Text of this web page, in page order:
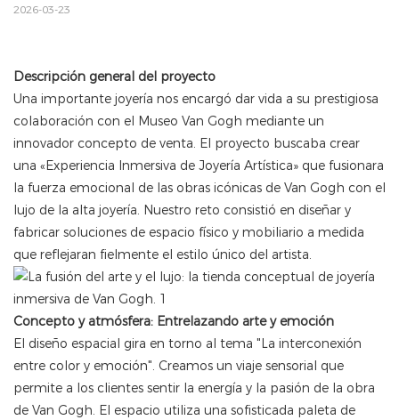
2026-03-23
Descripción general del proyecto
Una importante joyería nos encargó dar vida a su prestigiosa
colaboración con el Museo Van Gogh mediante un
innovador concepto de venta. El proyecto buscaba crear
una «Experiencia Inmersiva de Joyería Artística» que fusionara
la fuerza emocional de las obras icónicas de Van Gogh con el
lujo de la alta joyería. Nuestro reto consistió en diseñar y
fabricar soluciones de espacio físico y mobiliario a medida
que reflejaran fielmente el estilo único del artista.
Concepto y atmósfera: Entrelazando arte y emoción
El diseño espacial gira en torno al tema "La interconexión
entre color y emoción". Creamos un viaje sensorial que
permite a los clientes sentir la energía y la pasión de la obra
de Van Gogh. El espacio utiliza una sofisticada paleta de